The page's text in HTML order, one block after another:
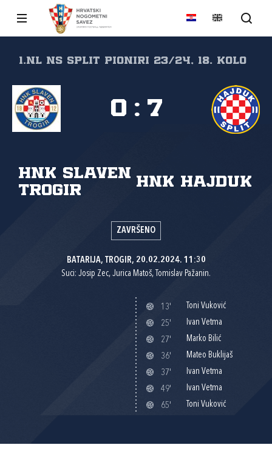
1.NL NS Split Pioniri 23/24, 18. kolo
HNK Slaven
Trogir
HNK Hajduk
0 : 7
ZAVRŠENO
BATARIJA, TROGIR, 20.02.2024. 11:30
Suci: Josip Zec, Jurica Matoš, Tomislav Pažanin.
13'
Toni Vuković
25'
Ivan Vetma
27'
Marko Bilić
36'
Mateo Buklijaš
37'
Ivan Vetma
49'
Ivan Vetma
65'
Toni Vuković